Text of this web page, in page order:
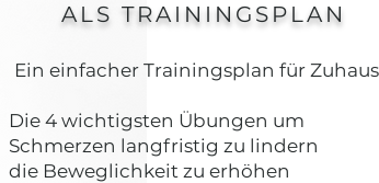
Ein einfacher Trainingsplan für
Die 4 wichtigsten Übungen um
Schmerzen langfristig zu lindern
die Beweglichkeit zu erhöhen
ALS TRAININGSPLAN